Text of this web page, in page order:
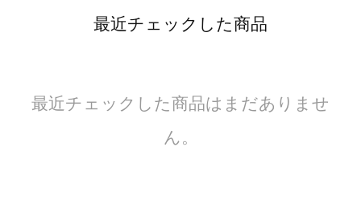
最近チェックした商品
最近チェックした商品はまだありませ
ん。